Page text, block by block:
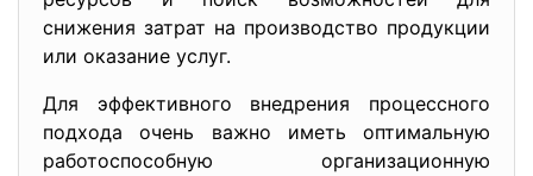
снижения затрат на производство продукции
или оказание услуг.
Для эффективного внедрения процессного
подхода очень важно иметь оптимальную
работоспособную организационную